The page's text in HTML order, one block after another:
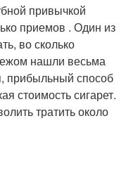
привычкой
приемов . Один из
во сколько
нашли весьма
прибыльный способ
стоимость сигарет.
тратить около